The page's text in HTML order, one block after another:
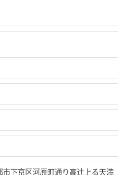
市下京区河原町通り高辻上る天満